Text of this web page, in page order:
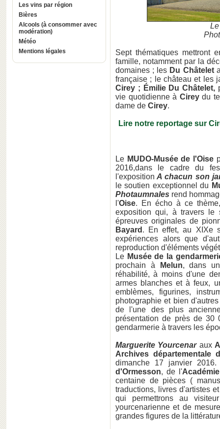
Les vins par région
Bières
Alcools (à consommer avec
modération)
Météo
Mentions légales
Sept thématiques mettront
famille, notamment par la
domaines ; les Du Châtelet
française ; le château et les
Cirey ; Émilie Du Châtelet,
vie quotidienne à Cireydu
dame de Cirey.
Lire notre reportage sur
Le MUDO-Musée de l'Oise
2016,dans le cadre du
l'exposition A chacun son
le soutien exceptionnel du
Photaumnales rend
l'Oise. En écho à ce
exposition qui, à travers le
épreuves originales de
Bayard . En effet, au XIXe
expériences alors que
reproduction d'éléments
Le Musée de la
prochain à
Melun, dans
réhabilité, à moins d'une
armes blanches et à feux,
emblèmes, figurines,
photographie et bien
de l'une des plus
présentation de près de 30
gendarmerie à travers les
Marguerite Yourcenar aux
Archives départementale
dimanche 17 janvier
d'Ormesson, de l'
centaine de pièces (
traductions, livres d'artistes
qui permettrons au
yourcenarienne et de
grandes figures de la